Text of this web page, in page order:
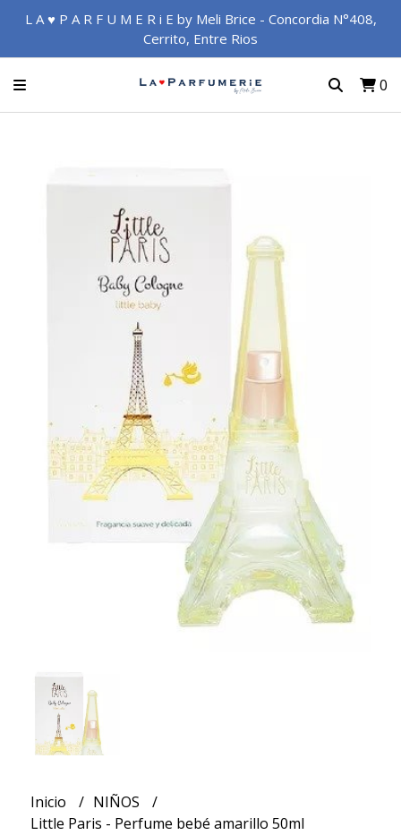
L A ♥ P A R F U M E R i E by Meli Brice - Concordia N°408,
Cerrito, Entre Rios
0
Inicio
NIÑOS
Little Paris - Perfume bebé amarillo 50ml